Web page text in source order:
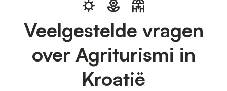
Veelgestelde vragen
over Agriturismi in
Kroatië